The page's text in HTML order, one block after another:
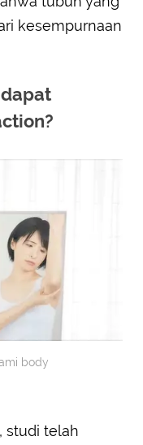
kesempurnaan
body
studi telah